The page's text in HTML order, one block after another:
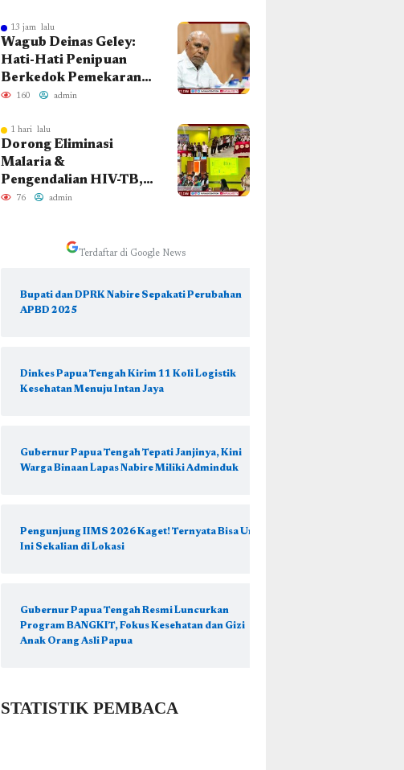
666 Tahun Masuknya
Islam
13 jam lalu
Wagub Deinas Geley:
Hati-Hati Penipuan
Berkedok Pemekaran,
Moratorium DOB
160 admin
1 hari lalu
Dorong Eliminasi
Malaria &
Pengendalian HIV-TB,
Dinkes Papua Tengah
76 admin
Terdaftar di Google News
Bupati dan DPRK Nabire Sepakati Perubahan
APBD 2025
Dinkes Papua Tengah Kirim 11 Koli Logistik
Kesehatan Menuju Intan Jaya
Gubernur Papua Tengah Tepati Janjinya, Kini
Warga Binaan Lapas Nabire Miliki Adminduk
Pengunjung IIMS 2026 Kaget! Ternyata Bisa Urus
Ini Sekalian di Lokasi
Gubernur Papua Tengah Resmi Luncurkan
Program BANGKIT, Fokus Kesehatan dan Gizi
Anak Orang Asli Papua
STATISTIK PEMBACA